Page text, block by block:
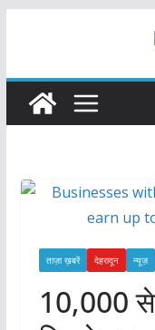
ताज़ा ख़बरें देहरादून न्यूज़
10,000